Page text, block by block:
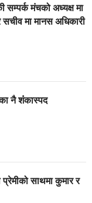
सम्पर्क मंचको अध्यक्ष मा
मा मानस अधिकारी
नै शंंकास्पद
साथमा कुमार र